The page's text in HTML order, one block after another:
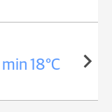
min 18°C